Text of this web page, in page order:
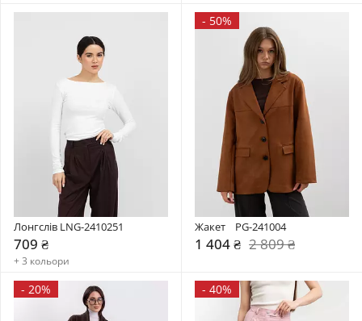
Лонгслів LNG-2410251
709 ₴
+ 3 кольори
- 50%
Жакет    PG-241004
1 404 ₴ 2 809 ₴
- 20% - 40%